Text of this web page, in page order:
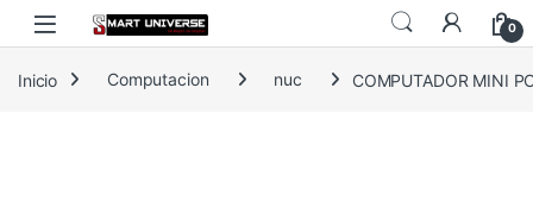
Skip to navigation
Skip to content
0
Inicio Computacion nuc COMPUTADOR MINI